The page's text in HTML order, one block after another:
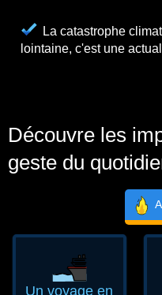
La catastrophe
lointaine, c'est une
Découvre les
geste du
Un voyage en